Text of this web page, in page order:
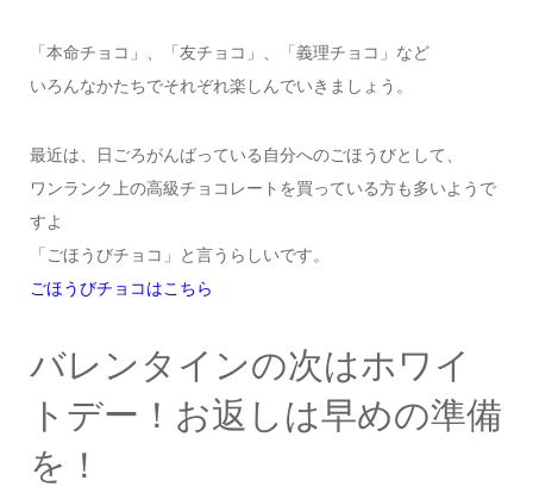
「本命チョコ」、「友チョコ」、「義理チョコ」など
いろんなかたちでそれぞれ楽しんでいきましょう。
最近は、日ごろがんばっている自分へのごほうびとして、
ワンランク上の高級チョコレートを買っている方も多いようで
すよ
「ごほうびチョコ」と言うらしいです。
ごほうびチョコはこちら
バレンタインの次はホワイ
トデー！お返しは早めの準備
を！